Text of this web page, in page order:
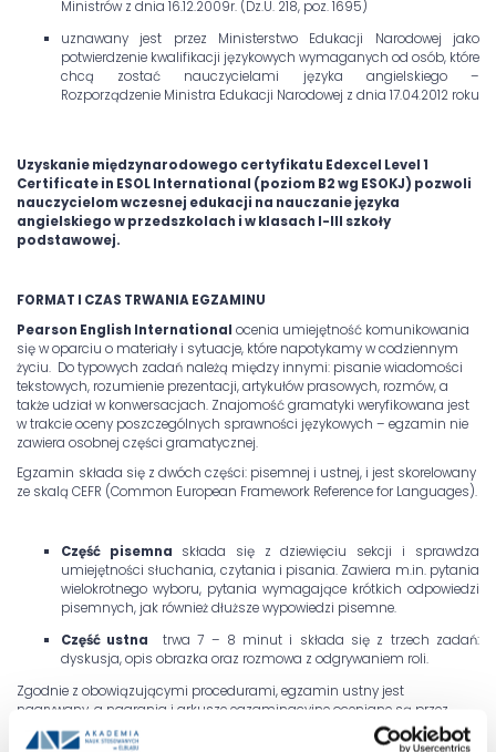
Ministrów z dnia 16.12.2009r. (Dz.U. 218, poz. 1695)
uznawany jest przez Ministerstwo Edukacji Narodowej jako
potwierdzenie kwalifikacji językowych wymaganych od osób, które
chcą zostać nauczycielami języka angielskiego –
Rozporządzenie Ministra Edukacji Narodowej z dnia 17.04.2012 roku
Uzyskanie międzynarodowego certyfikatu Edexcel Level 1
Certificate in ESOL International (poziom B2 wg ESOKJ) pozwoli
nauczycielom wczesnej edukacji na nauczanie języka
angielskiego w przedszkolach i w klasach I-III szkoły
podstawowej.
FORMAT I CZAS TRWANIA EGZAMINU
Pearson English International ocenia umiejętność komunikowania
się w oparciu o materiały i sytuacje, które napotykamy w codziennym
życiu. Do typowych zadań należą między innymi: pisanie wiadomości
tekstowych, rozumienie prezentacji, artykułów prasowych, rozmów, a
także udział w konwersacjach. Znajomość gramatyki weryfikowana jest
w trakcie oceny poszczególnych sprawności językowych – egzamin nie
zawiera osobnej części gramatycznej.
Egzamin składa się z dwóch części: pisemnej i ustnej, i jest skorelowany
ze skalą CEFR (Common European Framework Reference for Languages).
Część pisemna składa się z dziewięciu sekcji i sprawdza
umiejętności słuchania, czytania i pisania. Zawiera m.in. pytania
wielokrotnego wyboru, pytania wymagające krótkich odpowiedzi
pisemnych, jak również dłuższe wypowiedzi pisemne.
Część ustna trwa 7 – 8 minut i składa się z trzech zadań:
dyskusja, opis obrazka oraz rozmowa z odgrywaniem roli.
Zgodnie z obowiązującymi procedurami, egzamin ustny jest
nagrywany, a nagrania i arkusze egzaminacyjne oceniane są przez
niezależnych egzaminatorów z Wielkiej Brytanii. Priorytetem jest
zapewnienie najwyższych i ujednoliconych standardów oceniania,